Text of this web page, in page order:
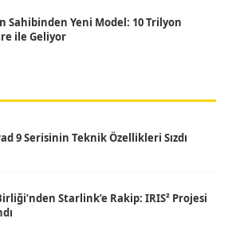
Sahibinden Yeni Model: 10 Trilyon
ile Geliyor
9 Serisinin Teknik Özellikleri Sızdı
Starlink’e Rakip: IRIS² Projesi